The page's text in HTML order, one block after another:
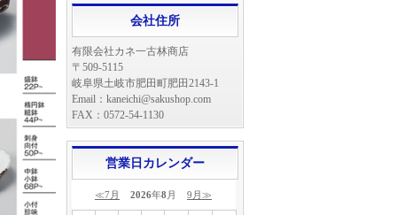
会社住所
有限会社カネ一古林商店
〒509-5115
岐阜県土岐市肥田町肥田2143-1
Email：kaneichi@sakushop.com
FAX：0572-54-1130
営業日カレンダー
≪7月 2026年8 月 9月≫